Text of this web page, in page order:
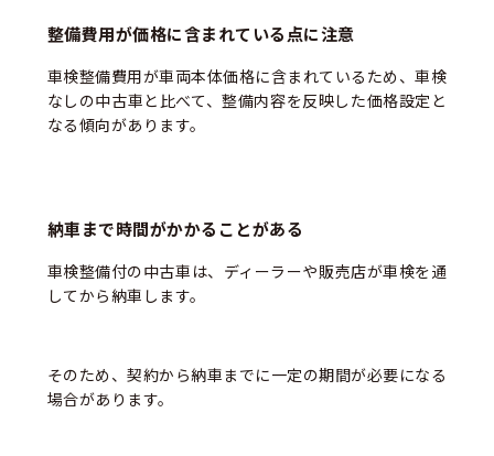
整備費用が価格に含まれている点に注意
車検整備費用が車両本体価格に含まれているため、車検
なしの中古車と比べて、整備内容を反映した価格設定と
なる傾向があります。
納車まで時間がかかることがある
車検整備付の中古車は、ディーラーや販売店が車検を通
してから納車します。
そのため、契約から納車までに一定の期間が必要になる
場合があります。